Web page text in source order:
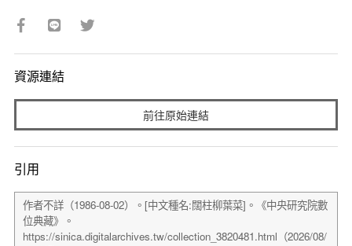
資源連結
前往原始連結
引用